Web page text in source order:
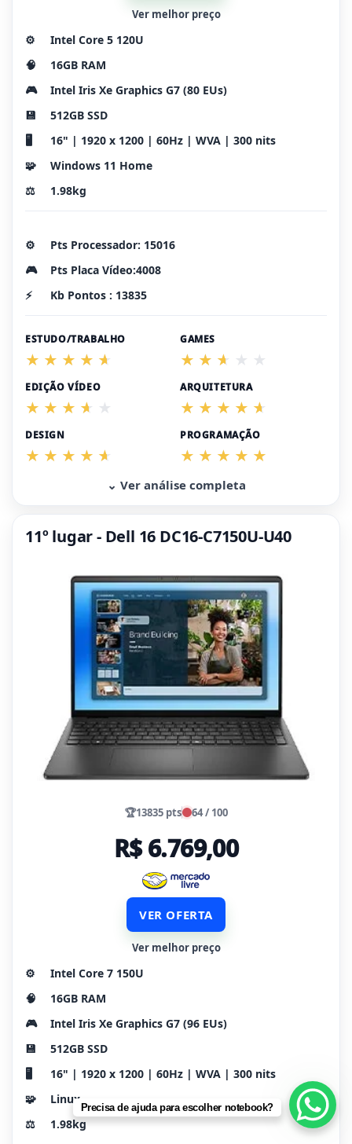
Ver melhor preço
⚙️
Intel Core 5 120U
🧠
16GB RAM
🎮
Intel Iris Xe Graphics G7 (80 EUs)
💾
512GB SSD
🖥️
16" | 1920 x 1200 | 60Hz | WVA | 300 nits
🧩
Windows 11 Home
⚖️
1.98kg
⚙️
Pts Processador: 15016
🎮
Pts Placa Vídeo:4008
⚡
Kb Pontos : 13835
ESTUDO/TRABALHO GAMES
EDIÇÃO VÍDEO ARQUITETURA
DESIGN PROGRAMAÇÃO
⌄ Ver análise completa
11º lugar - Dell 16 DC16-C7150U-U40
🏆13835 pts 64 / 100
R$ 6.769,00
VER OFERTA
Ver melhor preço
⚙️
Intel Core 7 150U
🧠
16GB RAM
🎮
Intel Iris Xe Graphics G7 (96 EUs)
💾
512GB SSD
🖥️
16" | 1920 x 1200 | 60Hz | WVA | 300 nits
🧩
Linux
⚖️
1.98kg
Precisa de ajuda para escolher notebook?